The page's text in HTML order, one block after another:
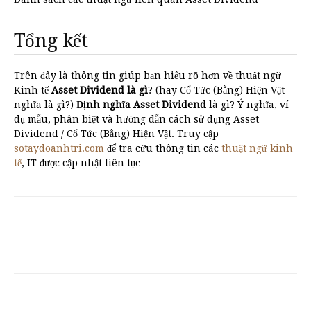
Tổng kết
Trên đây là thông tin giúp bạn hiểu rõ hơn về thuật ngữ
Kinh tếAsset Dividend là gì? (hay Cổ Tức (Bằng) Hiện Vật
nghĩa là gì?) Định nghĩa Asset Dividend là gì? Ý nghĩa, ví
dụ mẫu, phân biệt và hướng dẫn cách sử dụng Asset
Dividend / Cổ Tức (Bằng) Hiện Vật. Truy cập
sotaydoanhtri.com để tra cứu thông tin các thuật ngữ kinh
tế, IT được cập nhật liên tục